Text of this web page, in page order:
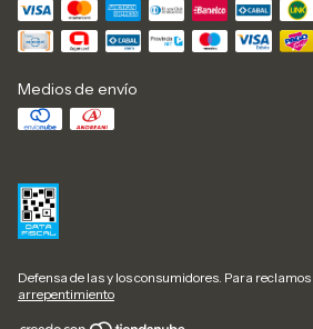
Medios de envío
Defensa de las y los consumidores. Para reclamos
arrepentimiento